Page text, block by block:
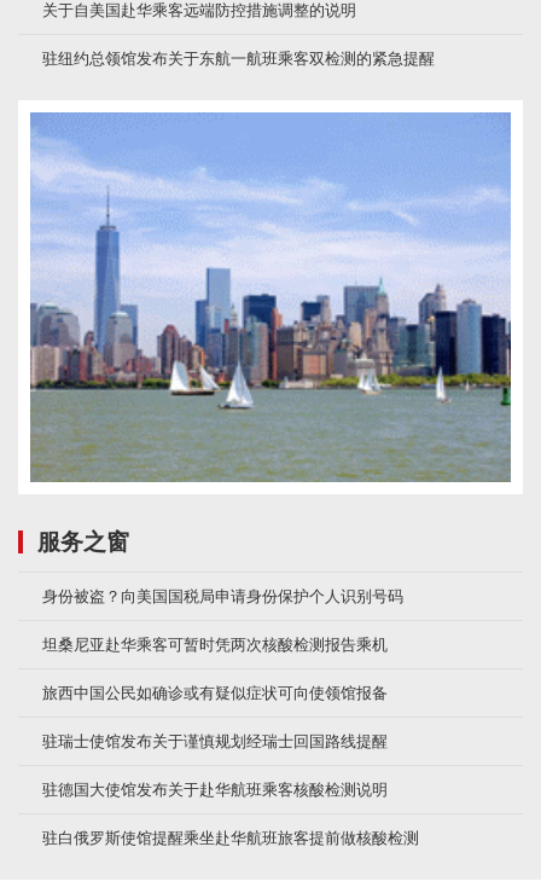
关于自美国赴华乘客远端防控措施调整的说明
驻纽约总领馆发布关于东航一航班乘客双检测的紧急提醒
服务之窗
身份被盗？向美国国税局申请身份保护个人识别号码
坦桑尼亚赴华乘客可暂时凭两次核酸检测报告乘机
旅西中国公民如确诊或有疑似症状可向使领馆报备
驻瑞士使馆发布关于谨慎规划经瑞士回国路线提醒
驻德国大使馆发布关于赴华航班乘客核酸检测说明
驻白俄罗斯使馆提醒乘坐赴华航班旅客提前做核酸检测